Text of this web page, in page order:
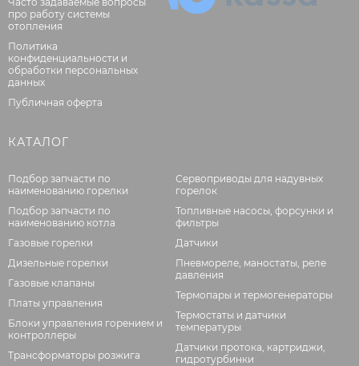
про работу системы
отопления
Политика
конфиденциальности и
обработки персональных
данных
Публичная оферта
КАТАЛОГ
Подбор запчасти по
наименованию горелки
Подбор запчасти по
наименованию котла
Газовые горелки
Дизельные горелки
Газовые клапаны
Платы управления
Блоки управления горением и
контроллеры
Трансформаторы розжига
Сервоприводы для надувных
горелок
Топливные насосы, форсунки и
фильтры
Датчики
Пневмореле, маностаты, реле
давления
Термопары и термогенераторы
Термостаты и датчики
температуры
Датчики протока, картриджи,
гидротурбинки